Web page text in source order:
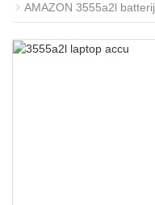
AMAZON 3555a2l batterij